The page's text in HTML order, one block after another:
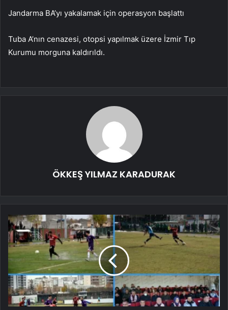
Jandarma BA’yı yakalamak için operasyon başlattı
Tuba A’nın cenazesi, otopsi yapılmak üzere İzmir Tıp
Kurumu morguna kaldırıldı.
ÖKKEŞ YILMAZ KARADURAK